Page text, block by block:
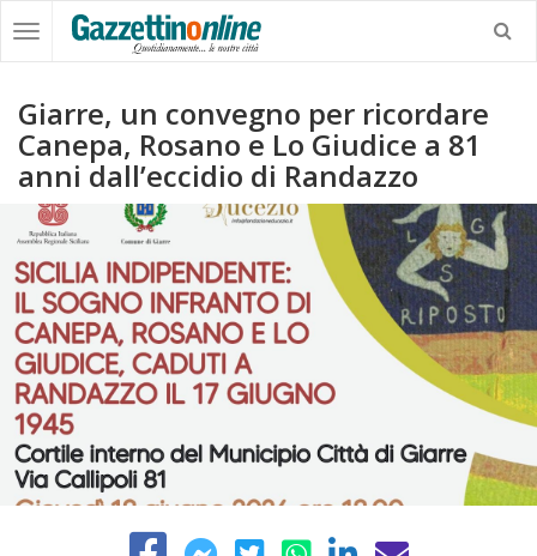
Giarre, un convegno per ricordare
Canepa, Rosano e Lo Giudice a 81
anni dall’eccidio di Randazzo